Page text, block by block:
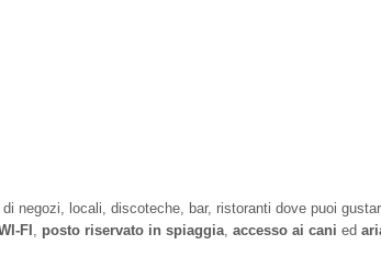
di negozi, locali, discoteche, bar, ristoranti dove puoi
FI posto riservato in spiaggia accesso ai cani ed